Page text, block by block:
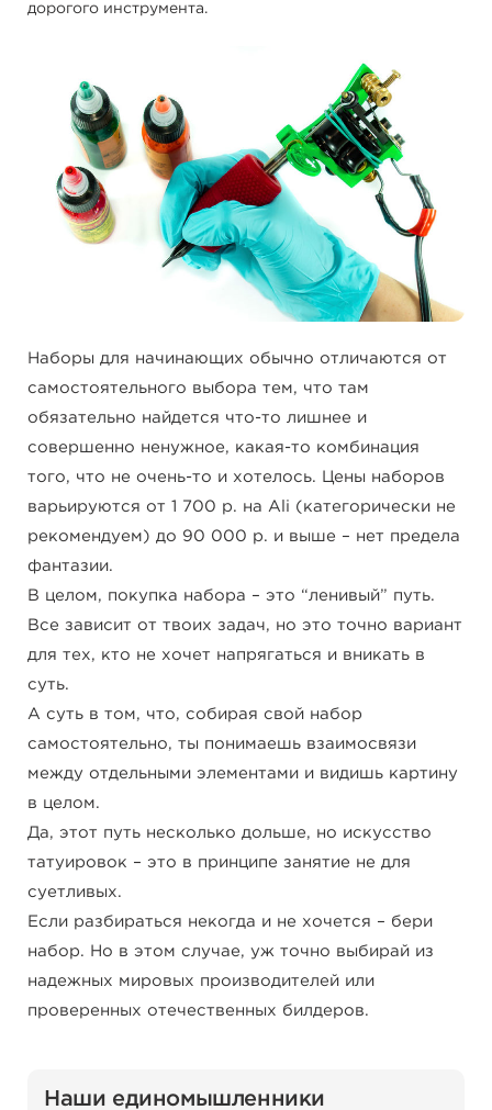
дорогого инструмента.
Наборы для начинающих обычно отличаются от
самостоятельного выбора тем, что там
обязательно найдется что-то лишнее и
совершенно ненужное, какая-то комбинация
того, что не очень-то и хотелось. Цены наборов
варьируются от 1 700 р. на Ali (категорически не
рекомендуем) до 90 000 р. и выше – нет предела
фантазии.
В целом, покупка набора – это “ленивый” путь.
Все зависит от твоих задач, но это точно вариант
для тех, кто не хочет напрягаться и вникать в
суть.
А суть в том, что, собирая свой набор
самостоятельно, ты понимаешь взаимосвязи
между отдельными элементами и видишь картину
в целом.
Да, этот путь несколько дольше, но искусство
татуировок – это в принципе занятие не для
суетливых.
Если разбираться некогда и не хочется – бери
набор. Но в этом случае, уж точно выбирай из
надежных мировых производителей или
проверенных отечественных билдеров.
Наши единомышленники